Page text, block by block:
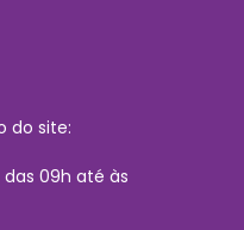
do site:
das 09h até às